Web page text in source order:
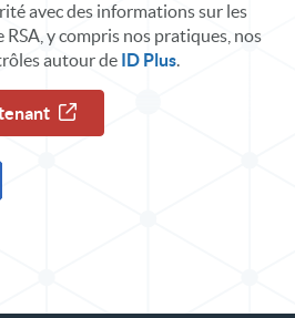
avec des informations sur les
RSA, y compris nos pratiques, nos
autour de ID Plus.